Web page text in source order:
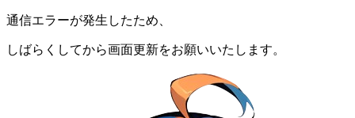
通信エラーが発生したため、
しばらくしてから画面更新をお願いいたします。